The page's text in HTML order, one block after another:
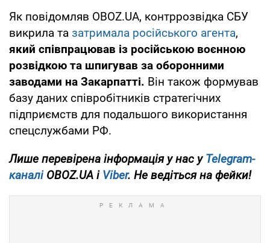
Як повідомляв OBOZ.UA, контррозвідка СБУ
викрила та затримала російського агента,
який співпрацював із російською воєнною
розвідкою та шпигував за оборонними
заводами на Закарпатті. Він також формував
базу даних співробітників стратегічних
підприємств для подальшого використання
спецслужбами РФ.
Лише перевірена інформація у нас уTelegram-
каналіOBOZ.UA і Viber. Не ведіться на фейки!